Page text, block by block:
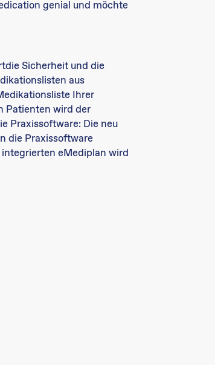
genial und möchte
Sicherheit und die
aus
Ihrer
Patienten wird der
Praxissoftware: Die neu
die Praxissoftware
eMediplan wird